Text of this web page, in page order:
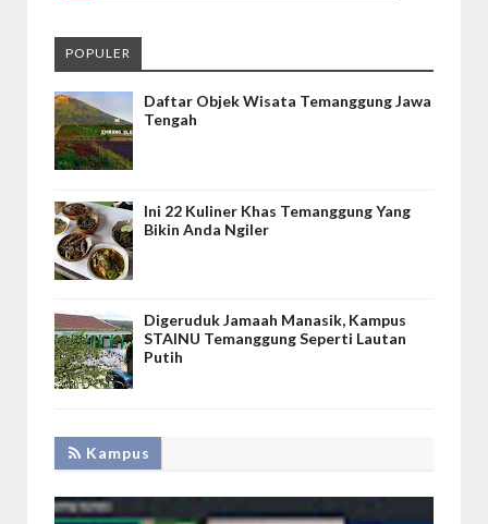
POPULER
Daftar Objek Wisata Temanggung Jawa
Tengah
Ini 22 Kuliner Khas Temanggung Yang
Bikin Anda Ngiler
Digeruduk Jamaah Manasik, Kampus
STAINU Temanggung Seperti Lautan
Putih
Kampus